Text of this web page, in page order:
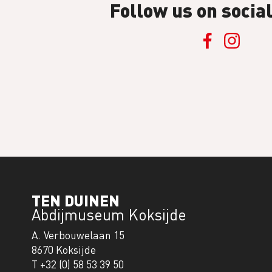
Follow us on
TEN DUINEN
Abdijmuseum Koksijde
A. Verbouwelaan 15
8670 Koksijde
T +32 (0) 58 53 39 50